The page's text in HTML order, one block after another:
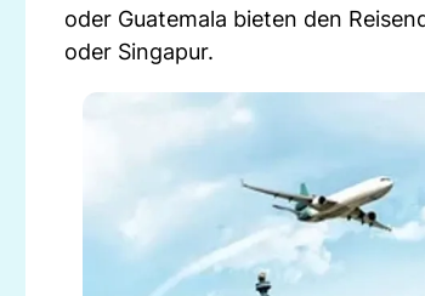
oder Guatemala bieten den
oder Singapur.